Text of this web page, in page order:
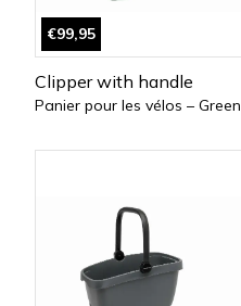
€99,95
Clipper with handle
Panier pour les vélos – Green